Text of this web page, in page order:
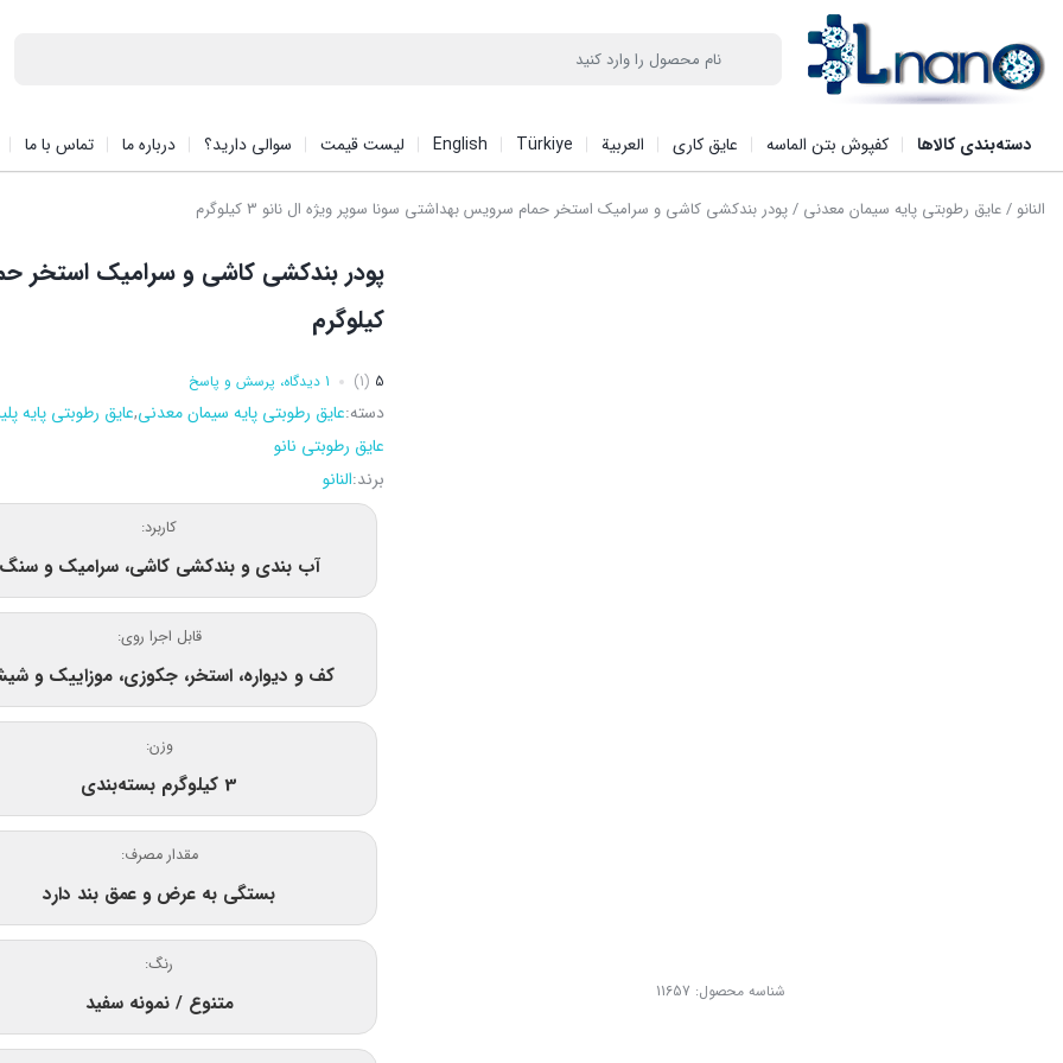
دسته‌بندی کالاها کفپوش بتن الماسه عایق کاری العربیة Türkiye
English لیست قیمت سوالی دارید؟ درباره ما تماس با ما
النانو /عایق رطوبتی پایه سیمان معدنی / پودر بندکشی کاشی و سرامیک استخر حمام سرویس بهداشتی سونا سوپر ویژه ال نانو 3 کیلوگرم
شناسه محصول: 11657
کیلوگرم
5
(1) 1 دیدگاه، پرسش و پاسخ
دسته:عایق رطوبتی پایه سیمان معدنی,عایق رطوبتی پایه
عایق رطوبتی نانو
برند:النانو
کاربرد:
آب بندی و بندکشی کاشی، سرامیک و
قابل اجرا روی:
کف و دیواره، استخر، جکوزی، موزاییک و
وزن:
3 کیلوگرم بسته‌بندی
مقدار مصرف:
بستگی به عرض و عمق بند دارد
رنگ:
متنوع / نمونه سفید